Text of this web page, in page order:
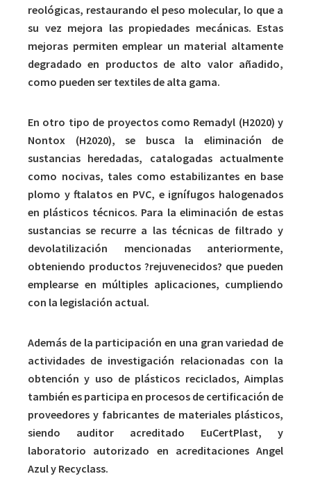
reológicas, restaurando el peso molecular, lo que a
su vez mejora las propiedades mecánicas. Estas
mejoras permiten emplear un material altamente
degradado en productos de alto valor añadido,
como pueden ser textiles de alta gama.
En otro tipo de proyectos como Remadyl (H2020) y
Nontox (H2020), se busca la eliminación de
sustancias heredadas, catalogadas actualmente
como nocivas, tales como estabilizantes en base
plomo y ftalatos en PVC, e ignífugos halogenados
en plásticos técnicos. Para la eliminación de estas
sustancias se recurre a las técnicas de filtrado y
devolatilización mencionadas anteriormente,
obteniendo productos ?rejuvenecidos? que pueden
emplearse en múltiples aplicaciones, cumpliendo
con la legislación actual.
Además de la participación en una gran variedad de
actividades de investigación relacionadas con la
obtención y uso de plásticos reciclados, Aimplas
también es participa en procesos de certificación de
proveedores y fabricantes de materiales plásticos,
siendo auditor acreditado EuCertPlast, y
laboratorio autorizado en acreditaciones Angel
Azul y Recyclass.